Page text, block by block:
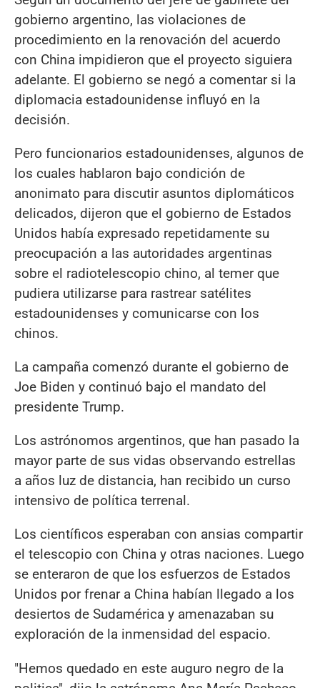
gobierno argentino, las violaciones de
procedimiento en la renovación del acuerdo
con China impidieron que el proyecto siguiera
adelante. El gobierno se negó a comentar si la
diplomacia estadounidense influyó en la
decisión.
Pero funcionarios estadounidenses, algunos de
los cuales hablaron bajo condición de
anonimato para discutir asuntos diplomáticos
delicados, dijeron que el gobierno de Estados
Unidos había expresado repetidamente su
preocupación a las autoridades argentinas
sobre el radiotelescopio chino, al temer que
pudiera utilizarse para rastrear satélites
estadounidenses y comunicarse con los
chinos.
La campaña comenzó durante el gobierno de
Joe Biden y continuó bajo el mandato del
presidente Trump.
Los astrónomos argentinos, que han pasado la
mayor parte de sus vidas observando estrellas
a años luz de distancia, han recibido un curso
intensivo de política terrenal.
Los científicos esperaban con ansias compartir
el telescopio con China y otras naciones. Luego
se enteraron de que los esfuerzos de Estados
Unidos por frenar a China habían llegado a los
desiertos de Sudamérica y amenazaban su
exploración de la inmensidad del espacio.
"Hemos quedado en este auguro negro de la